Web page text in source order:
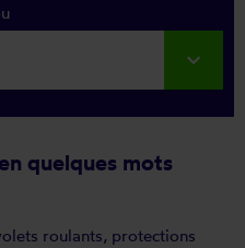
quelques mots
roulants, protections